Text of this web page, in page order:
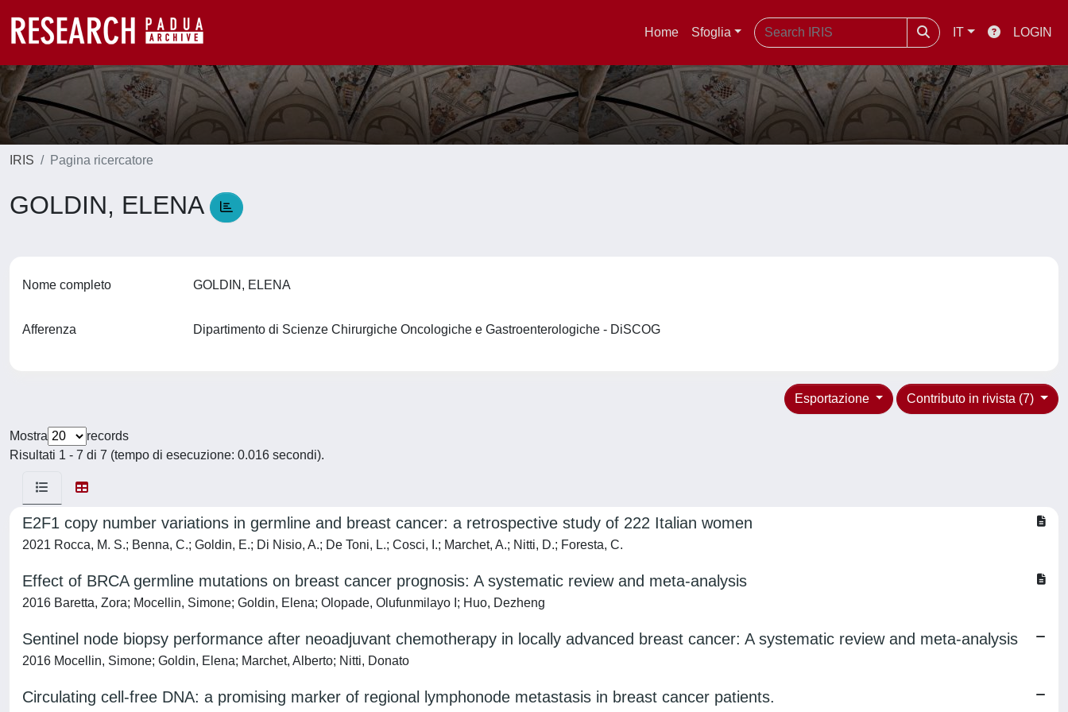
Home Sfoglia IT LOGIN
IRIS Pagina ricercatore
GOLDIN, ELENA
Nome completo GOLDIN, ELENA
Afferenza Dipartimento di Scienze Chirurgiche Oncologiche e Gastroenterologiche - DiSCOG
Contributo in rivista (7)
Esportazione
Mostra
records
Risultati 1 - 7 di 7 (tempo di esecuzione: 0.016 secondi).
E2F1 copy number variations in germline and breast cancer: a retrospective study of 222 Italian women
2021 Rocca, M. S.; Benna, C.; Goldin, E.; Di Nisio, A.; De Toni, L.; Cosci, I.; Marchet, A.; Nitti, D.; Foresta, C.
Effect of BRCA germline mutations on breast cancer prognosis: A systematic review and meta-analysis
2016 Baretta, Zora; Mocellin, Simone; Goldin, Elena; Olopade, Olufunmilayo I; Huo, Dezheng
Sentinel node biopsy performance after neoadjuvant chemotherapy in locally advanced breast cancer: A systematic review and meta-analysis
2016 Mocellin, Simone; Goldin, Elena; Marchet, Alberto; Nitti, Donato
Circulating cell-free DNA: a promising marker of regional lymphonode metastasis in breast cancer patients.